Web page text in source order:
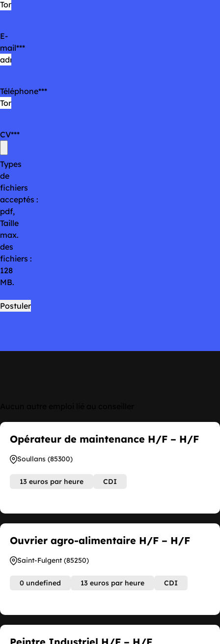
E-
mail*
Téléphone*
CV*
Types
de
fichiers
acceptés :
pdf,
Taille
max.
des
fichiers :
128
MB.
Opérateur de maintenance H/F – H/F
Soullans (85300)
13 euros par heure CDI
Ouvrier agro-alimentaire H/F – H/F
Saint-Fulgent (85250)
0 undefined 13 euros par heure CDI